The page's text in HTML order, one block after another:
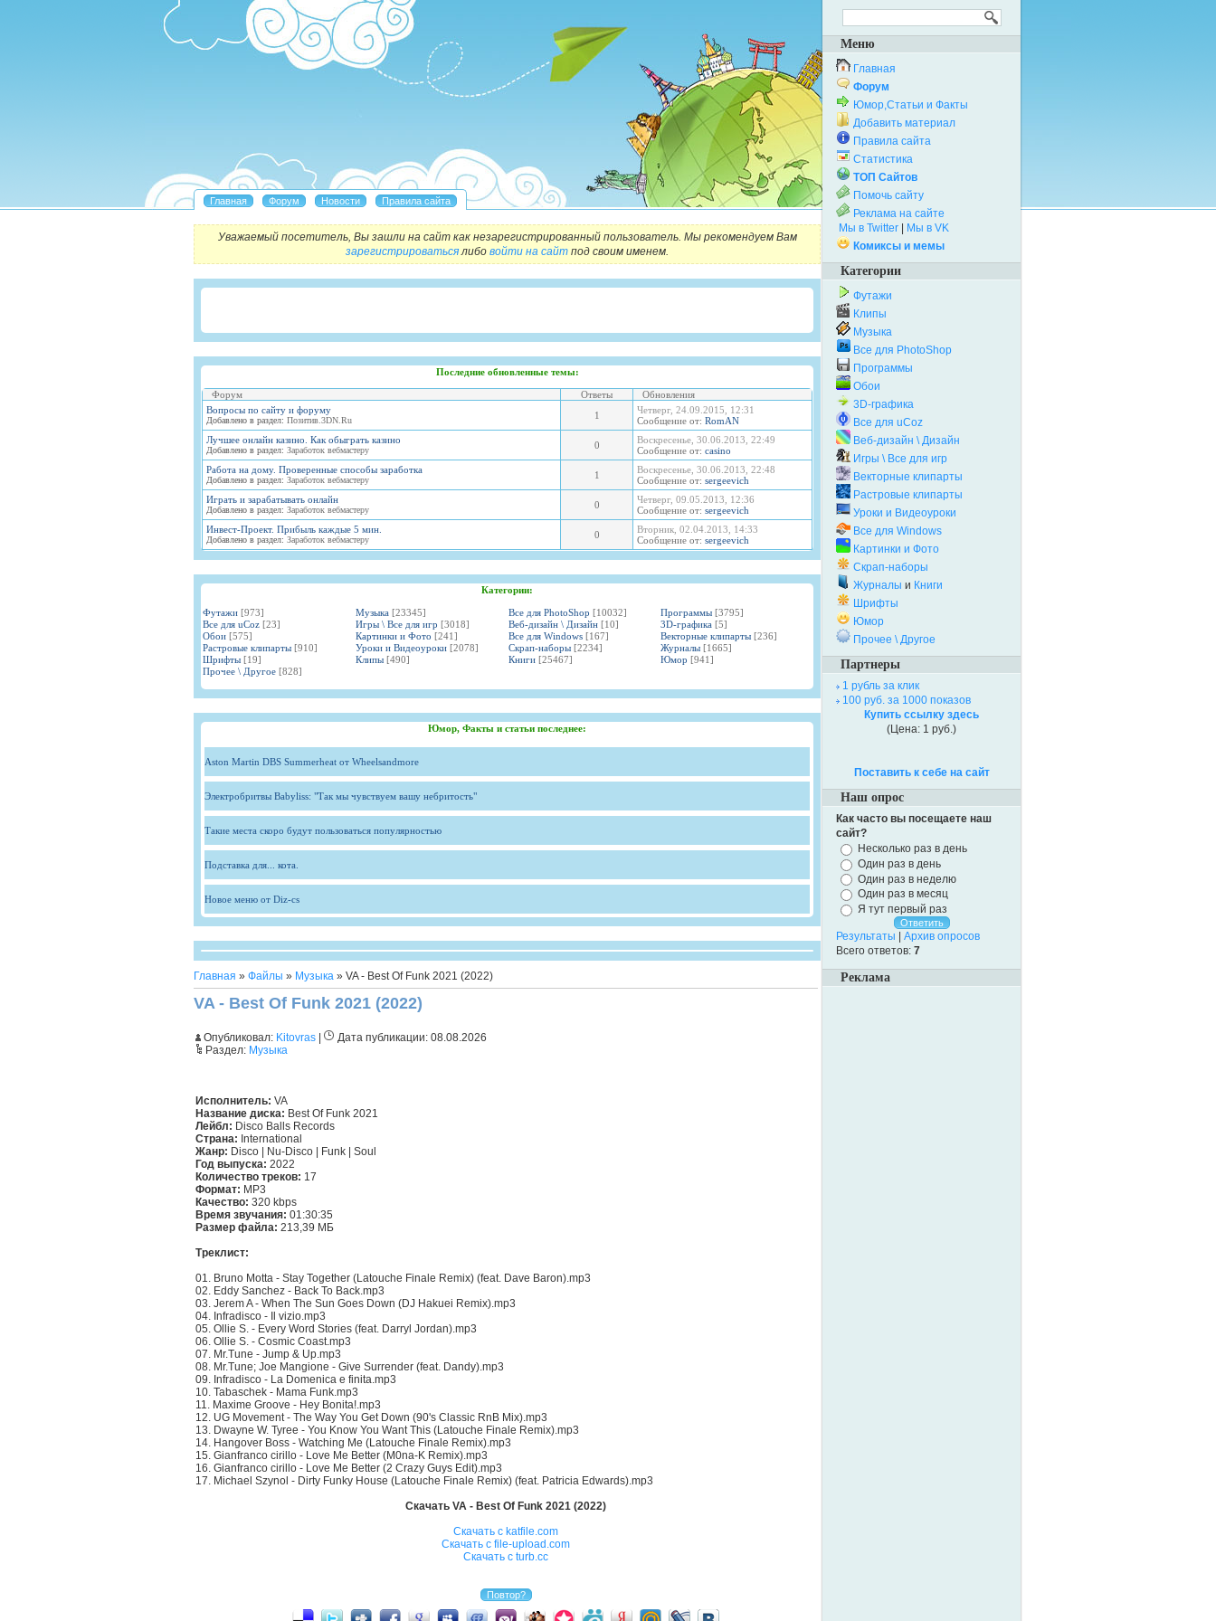
Уважаемый посетитель, Вы зашли на сайт как незарегистрированный пользователь. Мы рекомендуем Вам
зарегистрироватьсялибо войти на сайт под своим именем.
Последние обновленные темы:
Форум Ответы
Обновления
Вопросы по сайту и форуму
Добавлено в раздел: Позитив.3DN.Ru 1
Четверг, 24.09.2015, 12:31
Сообщение от: RomAN
Лучшее онлайн казино. Как обыграть казино
Добавлено в раздел: Заработок вебмастеру 0
Воскресенье, 30.06.2013, 22:49
Сообщение от: casino
Работа на дому. Проверенные способы заработка
Добавлено в раздел: Заработок вебмастеру 1
Воскресенье, 30.06.2013, 22:48
Сообщение от: sergeevich
Играть и зарабатывать онлайн
Добавлено в раздел: Заработок вебмастеру 0
Четверг, 09.05.2013, 12:36
Сообщение от: sergeevich
Инвест-Проект. Прибыль каждые 5 мин.
Добавлено в раздел: Заработок вебмастеру 0
Вторник, 02.04.2013, 14:33
Сообщение от: sergeevich
Категории:
Футажи [973] Музыка [23345] Все для PhotoShop [10032] Программы [3795]
Все для uCoz [23] Игры \ Все для игр [3018] Веб-дизайн \ Дизайн [10] 3D-графика [5]
Обои [575] Картинки и Фото [241] Все для Windows [167] Векторные клипарты [236]
Растровые клипарты [910] Уроки и Видеоуроки [2078] Скрап-наборы [2234] Журналы [1665]
Шрифты [19] Клипы [490] Книги [25467] Юмор [941]
Прочее \ Другое [828]
Юмор, Факты и статьи последнее:
Aston Martin DBS Summerheat от Wheelsandmore
Электробритвы Babyliss: "Так мы чувствуем вашу небритость"
Такие места скоро будут пользоваться популярностью
Подставка для... кота.
Новое меню от Diz-cs
Главная » Файлы » Музыка » VA - Best Of Funk 2021 (2022)
VA - Best Of Funk 2021 (2022)
Опубликовал: Kitovras Дата публикации: 08.08.2026
Раздел: Музыка
Исполнитель: VA
Название диска: Best Of Funk 2021
Лейбл: Disco Balls Records
Страна: International
Жанр: Disco | Nu-Disco | Funk | Soul
Год выпуска: 2022
Количество треков: 17
Формат: MP3
Качество: 320 kbps
Время звучания: 01:30:35
Размер файла: 213,39 МБ
Треклист:
01. Bruno Motta - Stay Together (Latouche Finale Remix) (feat. Dave Baron).mp3
02. Eddy Sanchez - Back To Back.mp3
03. Jerem A - When The Sun Goes Down (DJ Hakuei Remix).mp3
04. Infradisco - Il vizio.mp3
05. Ollie S. - Every Word Stories (feat. Darryl Jordan).mp3
06. Ollie S. - Cosmic Coast.mp3
07. Mr.Tune - Jump & Up.mp3
08. Mr.Tune; Joe Mangione - Give Surrender (feat. Dandy).mp3
09. Infradisco - La Domenica e finita.mp3
10. Tabaschek - Mama Funk.mp3
11. Maxime Groove - Hey Bonita!.mp3
12. UG Movement - The Way You Get Down (90's Classic RnB Mix).mp3
13. Dwayne W. Tyree - You Know You Want This (Latouche Finale Remix).mp3
14. Hangover Boss - Watching Me (Latouche Finale Remix).mp3
15. Gianfranco cirillo - Love Me Better (M0na-K Remix).mp3
16. Gianfranco cirillo - Love Me Better (2 Crazy Guys Edit).mp3
17. Michael Szynol - Dirty Funky House (Latouche Finale Remix) (feat. Patricia Edwards).mp3
Скачать VA - Best Of Funk 2021 (2022)
Скачать с katfile.com
Скачать с file-upload.com
Скачать с turb.cc
Меню
Главная
Форум
Юмор,Статьи и Факты
Добавить материал
Правила сайта
Статистика
ТОП Сайтов
Помочь сайту
Реклама на сайте
Мы в Twitter
Мы в VK
Комиксы и мемы
Категории
Футажи
Клипы
Музыка
Все для PhotoShop
Программы
Обои
3D-графика
Все для uCoz
Веб-дизайн \ Дизайн
Игры \ Все для игр
Векторные клипарты
Растровые клипарты
Уроки и Видеоуроки
Все для Windows
Картинки и Фото
Скрап-наборы
Журналы и Книги
Шрифты
Юмор
Прочее \ Другое
Партнеры
1 рубль за клик
100 руб. за 1000 показов
Купить ссылку здесь
(Цена: 1 руб.)
Поставить к себе на сайт
Наш опрос
Как часто вы посещаете наш
сайт?
Несколько раз в день
Один раз в день
Один раз в неделю
Один раз в месяц
Я тут первый раз
Результаты
Архив опросов
Всего ответов: 7
Реклама